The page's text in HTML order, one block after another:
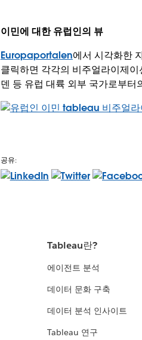
이민에 대한 유럽인의 뷰
Europaportalen에서 시각화한
클릭하면 각각의 비주얼라이제
덴 등 유럽 대륙 외부 국가로부
공유:
Tableau란?
에이전트 분석
데이터 문화 구축
데이터 분석 인사이트
Tableau 연구